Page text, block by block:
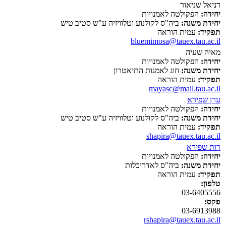
דניאל שניאור
יחידה: הפקולטה לאמנויות
יחידת משנה: ביה"ס לקולנוע וטלוויזיה ע"ש סטיב טיש
תפקיד: עמית הוראה
bluemimosa@tauex.tau.ac.il
מאיה שעיה
יחידה: הפקולטה לאמנויות
יחידת משנה: חוג לאמנות התיאטרון
תפקיד: עמית הוראה
mayasc@mail.tau.ac.il
ערן שפירא
יחידה: הפקולטה לאמנויות
יחידת משנה: ביה"ס לקולנוע וטלוויזיה ע"ש סטיב טיש
תפקיד: עמית הוראה
shapira@tauex.tau.ac.il
רות שפירא
יחידה: הפקולטה לאמנויות
יחידת משנה: ביה"ס לאדריכלות
תפקיד: עמית הוראה
טלפון:
03-6405556
פקס:
03-6913988
rshapira@tauex.tau.ac.il